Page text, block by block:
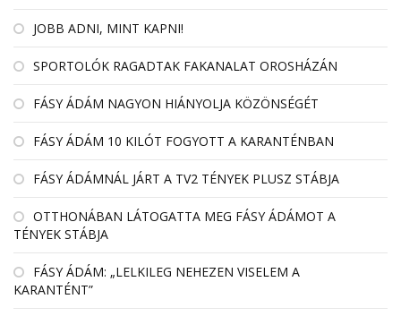
JOBB ADNI, MINT KAPNI!
SPORTOLÓK RAGADTAK FAKANALAT OROSHÁZÁN
FÁSY ÁDÁM NAGYON HIÁNYOLJA KÖZÖNSÉGÉT
FÁSY ÁDÁM 10 KILÓT FOGYOTT A KARANTÉNBAN
FÁSY ÁDÁMNÁL JÁRT A TV2 TÉNYEK PLUSZ STÁBJA
OTTHONÁBAN LÁTOGATTA MEG FÁSY ÁDÁMOT A
TÉNYEK STÁBJA
FÁSY ÁDÁM: „LELKILEG NEHEZEN VISELEM A
KARANTÉNT”